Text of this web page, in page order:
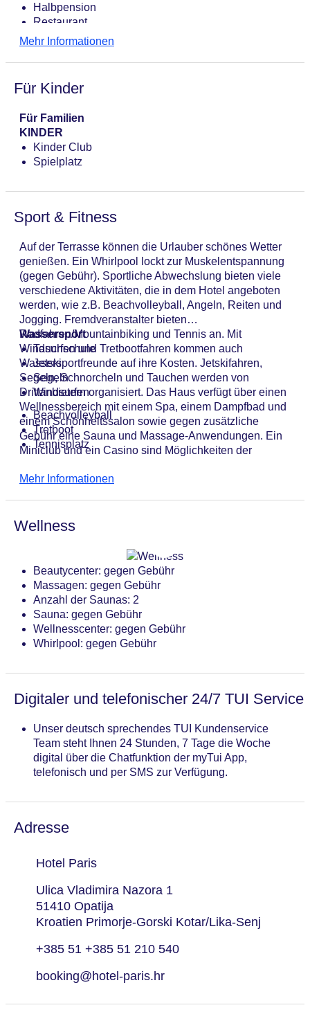
Halbpension
Restaurant
Mehr Informationen
Für Kinder
Für Familien
KINDER
Kinder Club
Spielplatz
Sport & Fitness
Auf der Terrasse können die Urlauber schönes Wetter
genießen. Ein Whirlpool lockt zur Muskelentspannung
(gegen Gebühr). Sportliche Abwechslung bieten viele
verschiedene Aktivitäten, die in dem Hotel angeboten
werden, wie z.B. Beachvolleyball, Angeln, Reiten und
Jogging. Fremdveranstalter bieten
Radfahren/Mountainbiking und Tennis an. Mit
Windsurfen und Tretbootfahren kommen auch
Wassersportfreunde auf ihre Kosten. Jetskifahren,
Segeln, Schnorcheln und Tauchen werden von
Drittanbietern organisiert. Das Haus verfügt über einen
Wellnessbereich mit einem Spa, einem Dampfbad und
einem Schönheitssalon sowie gegen zusätzliche
Gebühr eine Sauna und Massage-Anwendungen. Ein
Miniclub und ein Casino sind Möglichkeiten der
Wassersport
Tauchschule
Jetski
Segeln
Windsurfen
Beachvolleyball
Tretboot
Tennisplatz
Mehr Informationen
Wellness
Beautycenter: gegen Gebühr
Massagen: gegen Gebühr
Anzahl der Saunas: 2
Sauna: gegen Gebühr
Wellnesscenter: gegen Gebühr
Whirlpool: gegen Gebühr
Digitaler und telefonischer 24/7 TUI Service
Unser deutsch sprechendes TUI Kundenservice
Team steht Ihnen 24 Stunden, 7 Tage die Woche
digital über die Chatfunktion der myTui App,
telefonisch und per SMS zur Verfügung.
Adresse
Hotel Paris
Ulica Vladimira Nazora 1
51410 Opatija
Kroatien Primorje-Gorski Kotar/Lika-Senj
+385 51 +385 51 210 540
booking@hotel-paris.hr